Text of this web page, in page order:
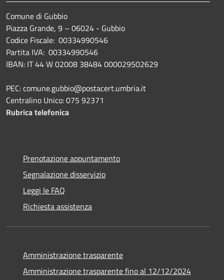
Comune di Gubbio
Piazza Grande, 9 – 06024 - Gubbio
Codice Fiscale: 00334990546
Partita IVA: 00334990546
IBAN: IT 44 W 02008 38484 000029502629
PEC: comune.gubbio@postacert.umbria.it
Centralino Unico: 075 92371
Rubrica telefonica
Prenotazione appuntamento
Segnalazione disservizio
Leggi le FAQ
Richiesta assistenza
Amministrazione trasparente
Amministrazione trasparente fino al 12/12/2024